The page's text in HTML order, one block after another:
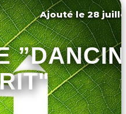
Ajouté le 28